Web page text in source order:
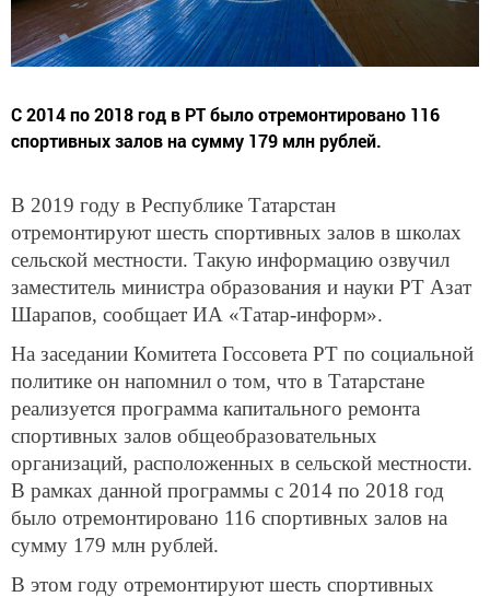
С 2014 по 2018 год в РТ было отремонтировано 116
спортивных залов на сумму 179 млн рублей.
В 2019 году в Республике Татарстан
отремонтируют шесть спортивных залов в школах
сельской местности. Такую информацию озвучил
заместитель министра образования и науки РТ Азат
Шарапов, сообщает ИА «Татар-информ».
На заседании Комитета Госсовета РТ по социальной
политике он напомнил о том, что в Татарстане
реализуется программа капитального ремонта
спортивных залов общеобразовательных
организаций, расположенных в сельской местности.
В рамках данной программы с 2014 по 2018 год
было отремонтировано 116 спортивных залов на
сумму 179 млн рублей.
В этом году отремонтируют шесть спортивных